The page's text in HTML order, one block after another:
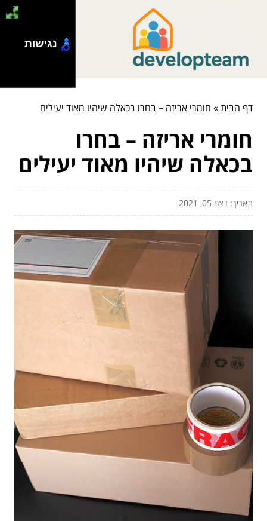
דף הבית» חומרי אריזה – בחרו בכאלה שיהיו מאוד יעילים
חומרי אריזה – בחרו
בכאלה שיהיו מאוד יעילים
תאריך: דצמ 05, 2021
נגישות